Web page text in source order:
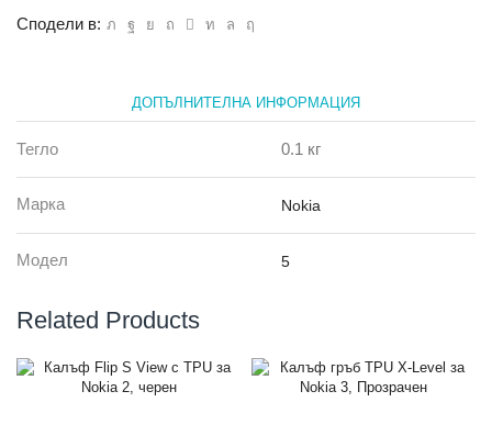
Сподели в:
ДОПЪЛНИТЕЛНА ИНФОРМАЦИЯ
Тегло 0.1 кг
Марка Nokia
Модел 5
Related Products